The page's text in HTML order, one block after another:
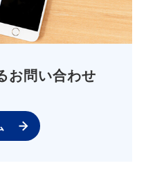
お問い合わせ